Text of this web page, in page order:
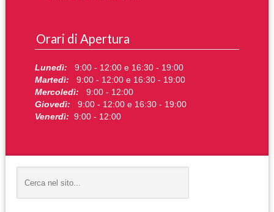
Orari di Apertura
Lunedì: 9:00 - 12:00 e 16:30 - 19:00
Martedì: 9:00 - 12:00 e 16:30 - 19:00
Mercoledì: 9:00 - 12:00
Giovedì: 9:00 - 12:00 e 16:30 - 19:00
Venerdì: 9:00 - 12:00